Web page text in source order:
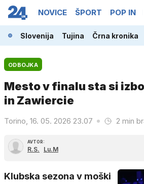
NOVICE ŠPORT POP IN
Slovenija Tujina Črna kronika
ODBOJKA
Mesto v finalu sta si
in Zawiercie
Torino, 16. 05. 2026 23.07 2 min
AVTOR:
R.S. Lu.M
Klubska sezona v moški